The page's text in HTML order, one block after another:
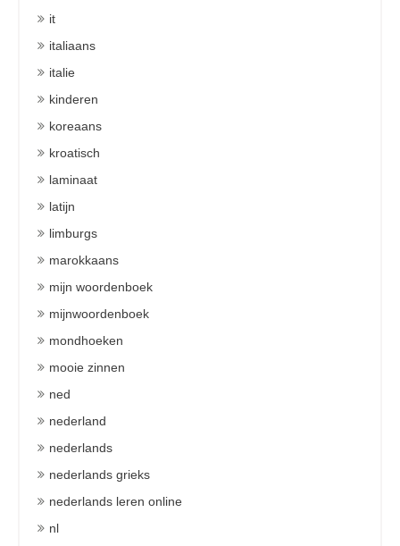
it
italiaans
italie
kinderen
koreaans
kroatisch
laminaat
latijn
limburgs
marokkaans
mijn woordenboek
mijnwoordenboek
mondhoeken
mooie zinnen
ned
nederland
nederlands
nederlands grieks
nederlands leren online
nl